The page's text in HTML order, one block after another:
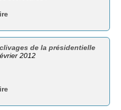
de la présidentielle
2012